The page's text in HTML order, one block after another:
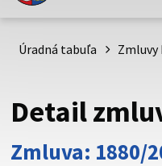
Toto je oficiálna webová
psk.sk.
Buďte pozorní a vždy sa
cez zabezpečenú
vždy začína https:// pred
Úradná tabuľa Zmluvy
Detail
Zmluva: 1880/